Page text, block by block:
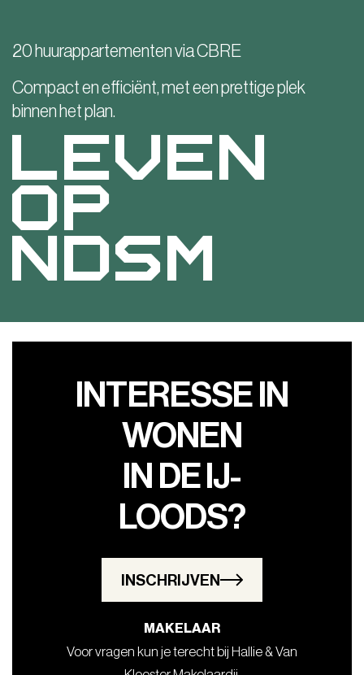
20 huurappartementen via CBRE
Compact en efficiënt, met een prettige plek
binnen het plan.
LEVEN
OP
NDSM
INTERESSE IN
WONEN
IN DE IJ-
LOODS?
INSCHRIJVEN
MAKELAAR
Voor vragen kun je terecht bij Hallie & Van